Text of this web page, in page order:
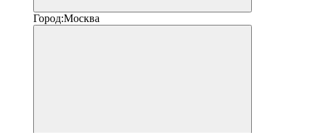
Город:Москва